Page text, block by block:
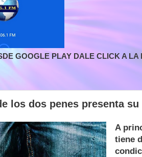
GOOGLE PLAY DALE CLICK A
los dos penes presenta
A
tiene